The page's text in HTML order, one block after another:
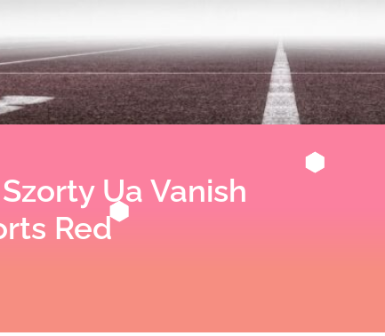
Ua Vanish
Red